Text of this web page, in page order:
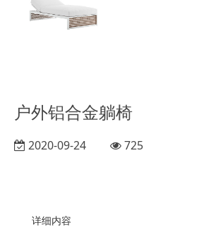
户外铝合金躺椅
2020-09-24 725
详细内容